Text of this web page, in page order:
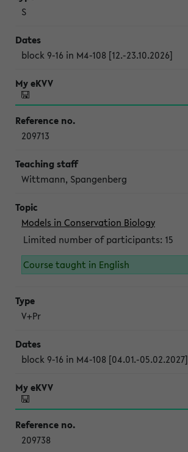
S
block 9-16 in M4-108 [12.-23.10.2026]
209713
Wittmann, Spangenberg
Models in Conservation Biology
Limited number of participants: 15
Course taught in English
V+Pr
block 9-16 in M4-108 [04.01.-05.02.2027]
209738